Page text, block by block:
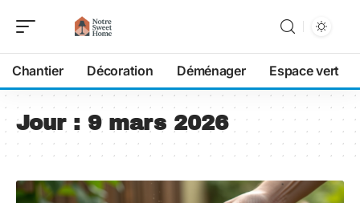
Chantier Décoration Déménager Espace vert
Jour : 9 mars 2026